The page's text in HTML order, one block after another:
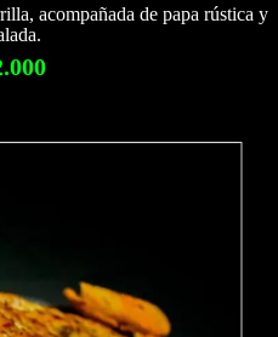
acompañada de papa rústica y